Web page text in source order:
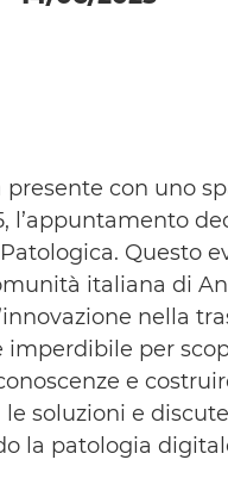
presente con uno
l’appuntamento
Questo
italiana di
nella
imperdibile per
e
soluzioni e
la patologia